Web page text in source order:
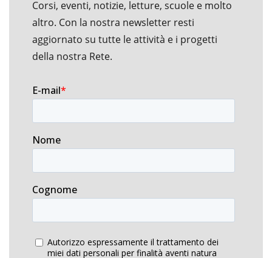
Corsi, eventi, notizie, letture, scuole e molto
altro. Con la nostra newsletter resti
aggiornato su tutte le attività e i progetti
della nostra Rete.